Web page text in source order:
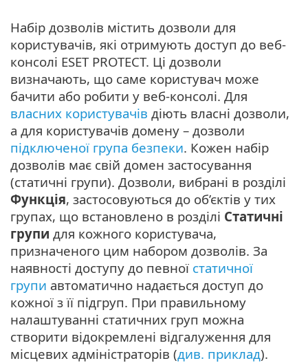
Набір дозволів містить дозволи для
користувачів, які отримують доступ до веб-
консолі ESET PROTECT. Ці дозволи
визначають, що саме користувач може
бачити або робити у веб-консолі. Для
власних користувачів діють власні дозволи,
а для користувачів домену – дозволи
підключеної група безпеки. Кожен набір
дозволів має свій домен застосування
(статичні групи). Дозволи, вибрані в розділі
Функція, застосовуються до об’єктів у тих
групах, що встановлено в розділі Статичні
групи для кожного користувача,
призначеного цим набором дозволів. За
наявності доступу до певної статичної
групи автоматично надається доступ до
кожної з її підгруп. При правильному
налаштуванні статичних груп можна
створити відокремлені відгалуження для
місцевих адміністраторів (див. приклад).